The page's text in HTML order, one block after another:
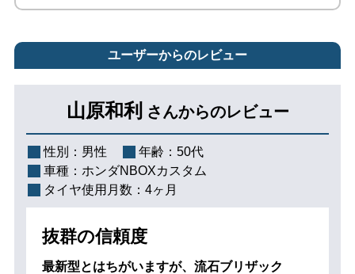
ユーザーからのレビュー
山原和利 さんからのレビュー
性別： 男性 年齢： 50代
車種： ホンダNBOXカスタム
タイヤ使用月数： 4ヶ月
抜群の信頼度
最新型とはちがいますが、流石ブリザック